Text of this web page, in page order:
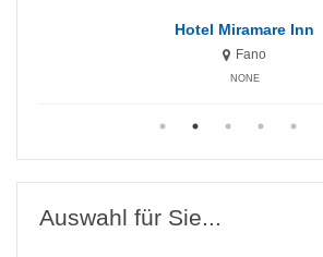
Hotel Miramare
Fano
NONE
Auswahl für Sie...